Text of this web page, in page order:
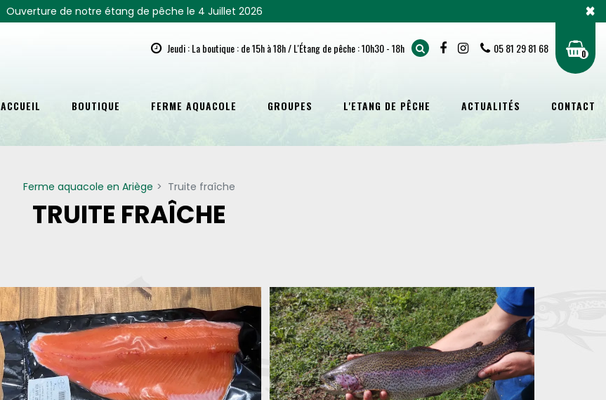
Ouverture de notre étang de pêche le 4 Juillet 2026 ×
Jeudi : La boutique : de 15h à 18h / L'Étang de pêche : 10h30 - 18h 05 81 29 81 68 0
ACCUEIL BOUTIQUE FERME AQUACOLE GROUPES L'ETANG DE PÊCHE ACTUALITÉS CONTACT
Ferme aquacole en Ariège Truite fraîche
TRUITE FRAÎCHE